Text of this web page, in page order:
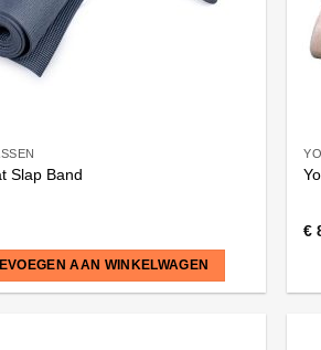
Slap Band
AAN WINKELWAGEN
€